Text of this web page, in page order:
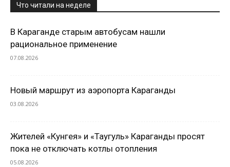
Что читали на неделе
В Караганде старым автобусам нашли
рациональное применение
07.08.2026
Новый маршрут из аэропорта Караганды
03.08.2026
Жителей «Кунгея» и «Таугуль» Караганды просят
пока не отключать котлы отопления
05.08.2026